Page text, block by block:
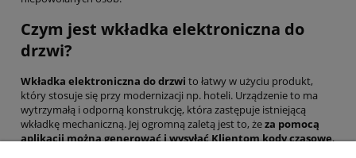
Czym jest wkładka elektroniczna do
drzwi?
Wkładka elektroniczna do drzwi to łatwy w użyciu produkt,
który stosuje się przy modernizacji np. hoteli. Urządzenie to ma
wytrzymałą i odporną konstrukcję, która zastępuje istniejącą
wkładkę mechaniczną. Jej ogromną zaletą jest to, żeza pomocą
aplikacji można generować i wysyłać Klientom kody czasowe,